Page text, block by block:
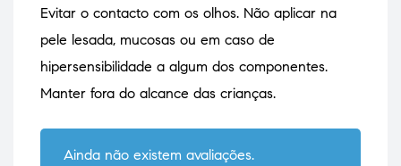
Evitar o contacto com os olhos. Não aplicar na
pele lesada, mucosas ou em caso de
hipersensibilidade a algum dos componentes.
Manter fora do alcance das crianças.
Ainda não existem avaliações.